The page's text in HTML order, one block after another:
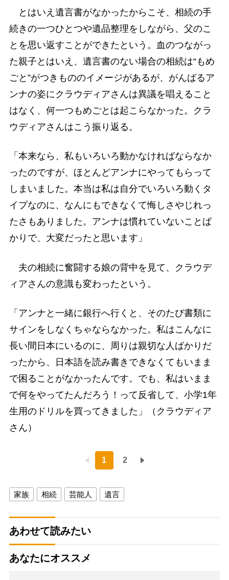
とはいえ遺言書がなかったからこそ、相続の手
続きの一つひとつや遺品整理をしながら、父のこ
とを思い返すことができたという。血のつながっ
た親子とはいえ、遺言書のない場合の相続は“もめ
ごと”がつきもののイメージがあるが、がんばるア
ンナの姿にクラウディアさんは異議を唱えること
はなく、何一つもめごとは起こらなかった。クラ
ウディアさんはこう振り返る。
「本来なら、私もいろいろ動かなければならなか
ったのですが、ほとんどアンナにやってもらって
しまいました。本当は私は自分でいろいろ動くタ
イプなのに、なんにもできなくて悔しさやじれっ
たさもありました。アンナは慣れていないことば
かりで、大変だったと思います」
夫の相続に奮闘する娘の背中を見て、クラウデ
ィアさんの意識も変わったという。
「アンナと一緒に銀行へ行くと、そのたび書類に
サインをしなくちゃならなかった。私はこんなに
長い間日本にいるのに、周りは親切な人ばかりだ
ったから、日本語を読み書きできなくてもいまま
で困ることがなかったんです。でも、私はいまま
で何をやってたんだろう！って反省して、小学1年
生用のドリルを買ってきました」（クラウディア
さん）
1 2
家族 相続 芸能人 遺言
あわせて読みたい
あなたにオススメ